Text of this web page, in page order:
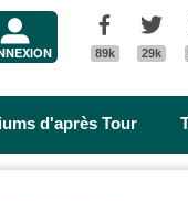
89k 29k
d'après Tour